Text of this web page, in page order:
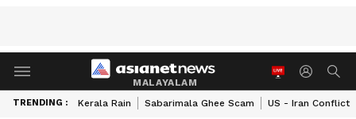
MALAYALAM
TRENDING : Kerala Rain Sabarimala Ghee Scam US - Iran Conflict